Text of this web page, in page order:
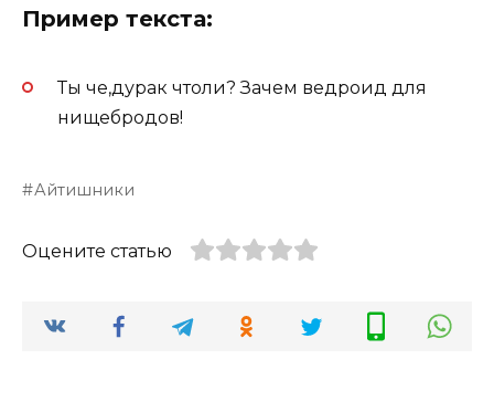
Пример текста:
Ты че,дурак чтоли? Зачем ведроид для
нищебродов!
Айтишники
Оцените статью